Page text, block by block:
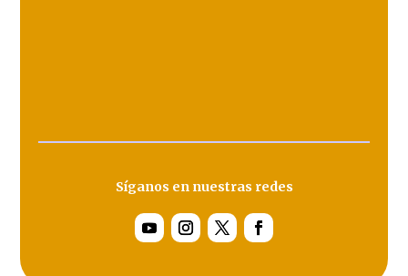
Síganos en nuestras redes